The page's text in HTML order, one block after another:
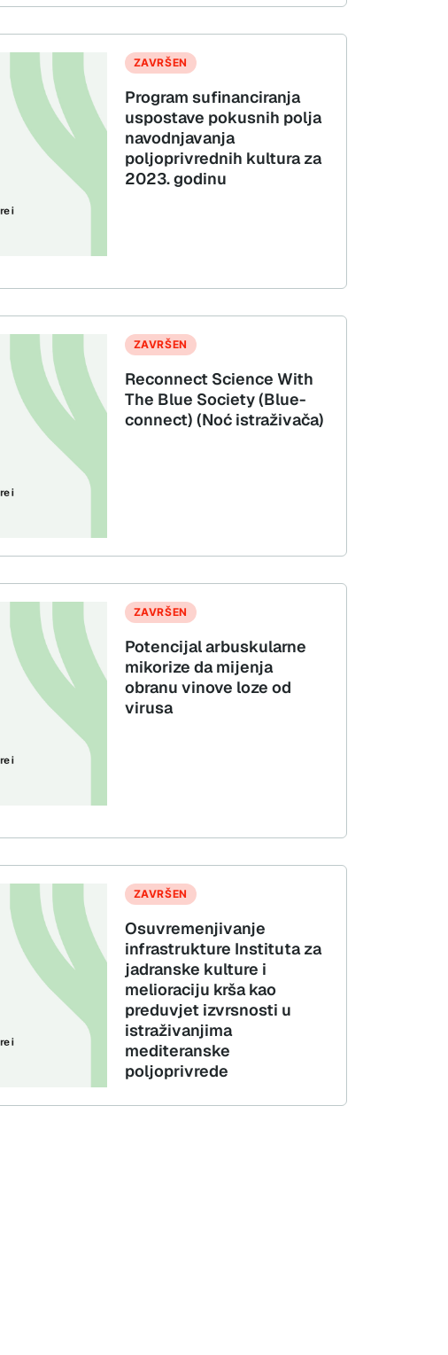
ZAVRŠEN
Program sufinanciranja
uspostave pokusnih polja
navodnjavanja
poljoprivrednih kultura za
2023. godinu
ZAVRŠEN
Reconnect Science With
The Blue Society (Blue-
connect) (Noć istraživača)
ZAVRŠEN
Potencijal arbuskularne
mikorize da mijenja
obranu vinove loze od
virusa
ZAVRŠEN
Osuvremenjivanje
infrastrukture Instituta za
jadranske kulture i
melioraciju krša kao
preduvjet izvrsnosti u
istraživanjima
mediteranske
poljoprivrede